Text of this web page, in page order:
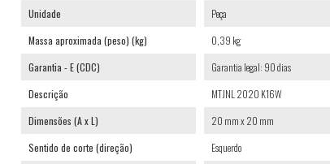
Unidade
Peça
Massa aproximada (peso) (kg)
0,39 kg
Garantia - E (CDC)
Garantia legal: 90 dias
Descrição
MTJNL 2020 K16W
Dimensões (A x L)
20 mm x 20 mm
Sentido de corte (direção)
Esquerdo